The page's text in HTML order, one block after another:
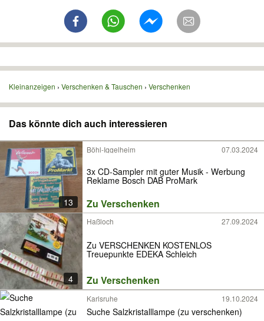
Kleinanzeigen Verschenken & Tauschen Verschenken
Das könnte dich auch interessieren
13
Böhl-Iggelheim 07.03.2024
3x CD-Sampler mit guter Musik - Werbung
Reklame Bosch DAB ProMark
Zu Verschenken
4
Haßloch 27.09.2024
Zu VERSCHENKEN KOSTENLOS
Treuepunkte EDEKA Schleich
Zu Verschenken
Karlsruhe 19.10.2024
Suche Salzkristalllampe (zu verschenken)